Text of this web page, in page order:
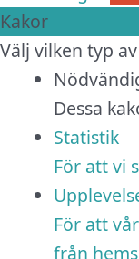
Kakor
Välj vilken typ
Dessa
Statistik
För att vi
För att
från